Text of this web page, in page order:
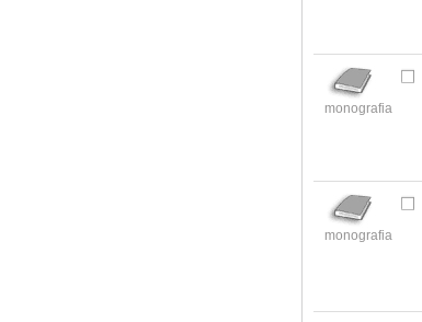
monografia
monografia